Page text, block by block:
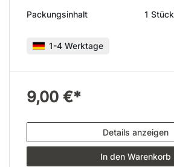
Packungsinhalt 1 Stück
1-4 Werktage
9,00 €*
Details anzeigen
In den Warenkorb